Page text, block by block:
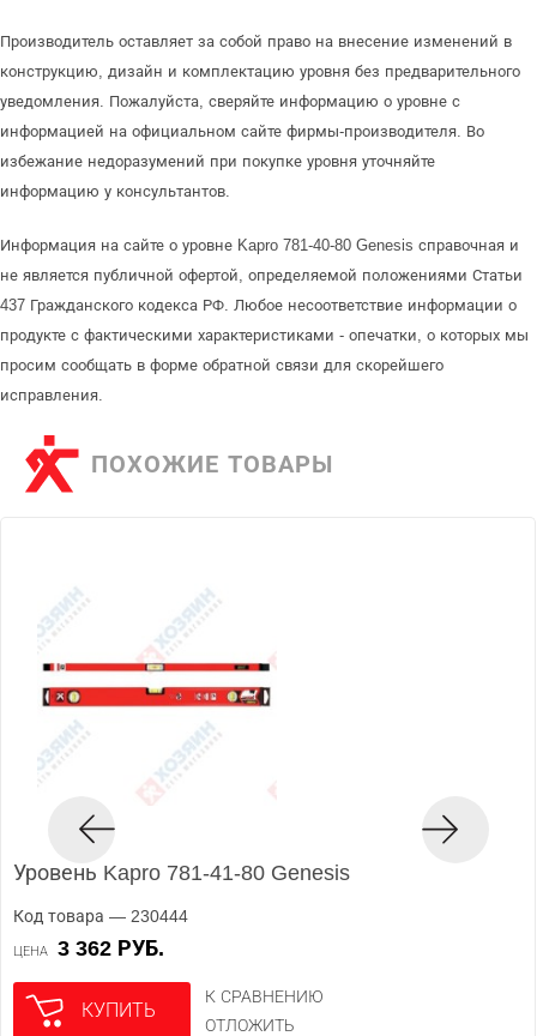
Производитель оставляет за собой право на внесение изменений в
конструкцию, дизайн и комплектацию уровня без предварительного
уведомления. Пожалуйста, сверяйте информацию о уровне с
информацией на официальном сайте фирмы-производителя. Во
избежание недоразумений при покупке уровня уточняйте
информацию у консультантов.
Информация на сайте о уровне Kapro 781-40-80 Genesis справочная и
не является публичной офертой, определяемой положениями Статьи
437 Гражданского кодекса РФ. Любое несоответствие информации о
продукте с фактическими характеристиками - опечатки, о которых мы
просим сообщать в форме обратной связи для скорейшего
исправления.
ПОХОЖИЕ ТОВАРЫ
Уровень Kapro 781-41-80 Genesis
Код товара — 230444
ЦЕНА 3 362 РУБ.
КУПИТЬ
К СРАВНЕНИЮ
ОТЛОЖИТЬ